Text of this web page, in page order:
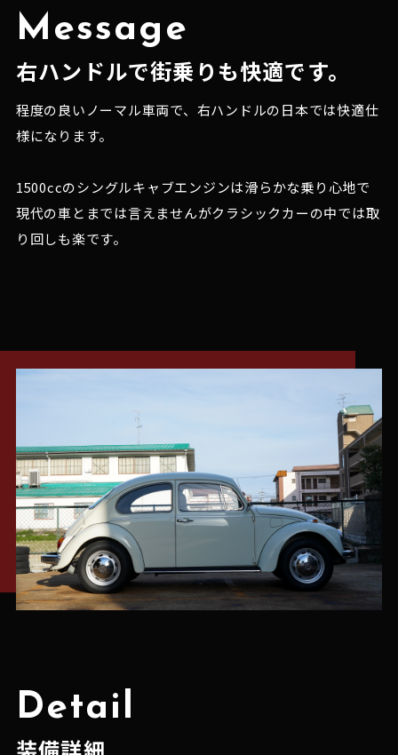
Message
右ハンドルで街乗りも快適です。
程度の良いノーマル車両で、右ハンドルの日本では快適仕
様になります。
1500ccのシングルキャブエンジンは滑らかな乗り心地で
現代の車とまでは言えませんがクラシックカーの中では取
り回しも楽です。
Detail